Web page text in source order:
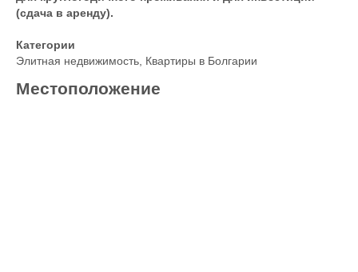
(сдача в аренду).
Категории
Элитная недвижимость, Квартиры в Болгарии
Местоположение